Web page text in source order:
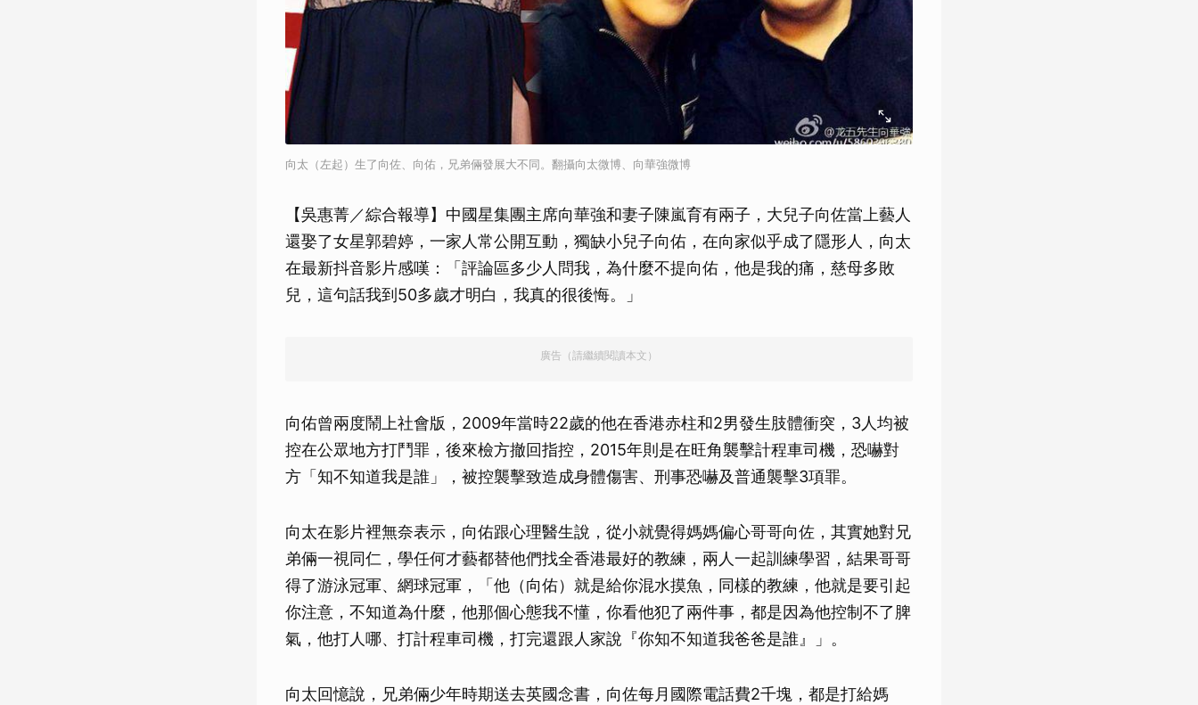
向太（左起）生了向佐、向佑，兄弟倆發展大不同。翻攝向太微博、向華強微博
【吳惠菁／綜合報導】中國星集團主席向華強和妻子陳嵐育有兩子，大兒子向佐當上藝人
還娶了女星郭碧婷，一家人常公開互動，獨缺小兒子向佑，在向家似乎成了隱形人，向太
在最新抖音影片感嘆：「評論區多少人問我，為什麼不提向佑，他是我的痛，慈母多敗
兒，這句話我到50多歲才明白，我真的很後悔。」
廣告（請繼續閱讀本文）
向佑曾兩度鬧上社會版，2009年當時22歲的他在香港赤柱和2男發生肢體衝突，3人均被
控在公眾地方打鬥罪，後來檢方撤回指控，2015年則是在旺角襲擊計程車司機，恐嚇對
方「知不知道我是誰」，被控襲擊致造成身體傷害、刑事恐嚇及普通襲擊3項罪。
向太在影片裡無奈表示，向佑跟心理醫生說，從小就覺得媽媽偏心哥哥向佐，其實她對兄
弟倆一視同仁，學任何才藝都替他們找全香港最好的教練，兩人一起訓練學習，結果哥哥
得了游泳冠軍、網球冠軍，「他（向佑）就是給你混水摸魚，同樣的教練，他就是要引起
你注意，不知道為什麼，他那個心態我不懂，你看他犯了兩件事，都是因為他控制不了脾
氣，他打人哪、打計程車司機，打完還跟人家說『你知不知道我爸爸是誰』」。
向太回憶說，兄弟倆少年時期送去英國念書，向佐每月國際電話費2千塊，都是打給媽